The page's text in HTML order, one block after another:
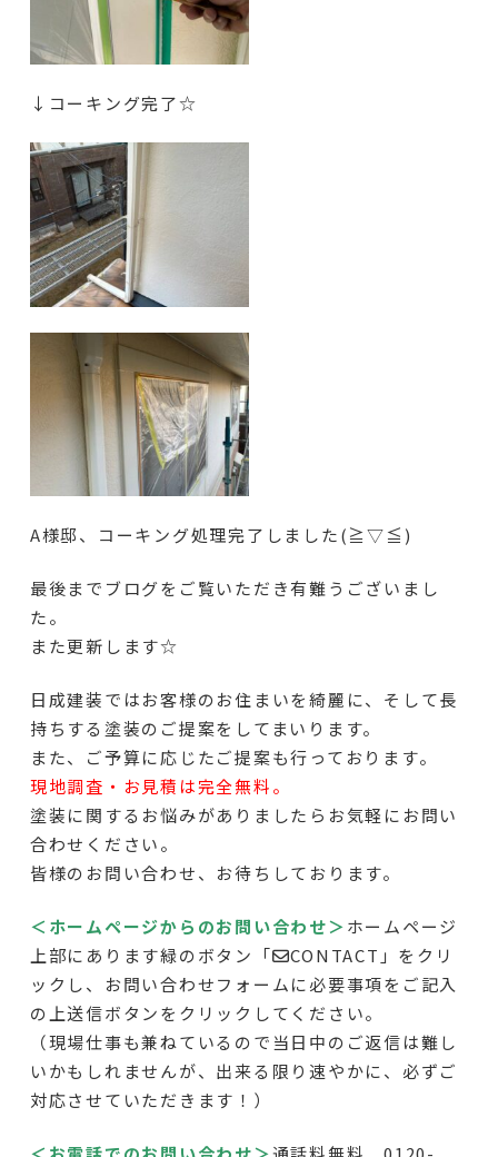
↓コーキング完了☆
A様邸、コーキング処理完了しました(≧▽≦)
最後までブログをご覧いただき有難うございまし
た。
また更新します☆
日成建装ではお客様のお住まいを綺麗に、そして長
持ちする塗装のご提案をしてまいります。
また、ご予算に応じたご提案も行っております。
現地調査・お見積は完全無料。
塗装に関するお悩みがありましたらお気軽にお問い
合わせください。
皆様のお問い合わせ、お待ちしております。
＜ホームページからのお問い合わせ＞ホームページ
上部にあります緑のボタン「✉CONTACT」をクリ
ックし、お問い合わせフォームに必要事項をご記入
の上送信ボタンをクリックしてください。
（現場仕事も兼ねているので当日中のご返信は難し
いかもしれませんが、出来る限り速やかに、必ずご
対応させていただきます！）